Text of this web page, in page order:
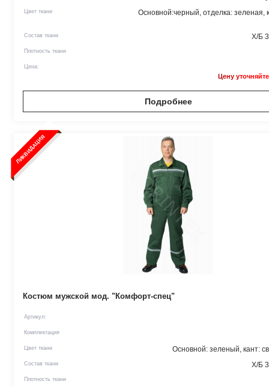
Цвет ткани Основной:черный, отделка: зеленая,
Состав ткани Х/Б
Плотность ткани
Цена:
Цену
Подробнее
ЛИКВИДАЦИЯ
Костюм мужской мод. "Комфорт-спец"
Артикул:
Комплектация
Цвет ткани Основной: зеленый, кант:
Состав ткани Х/Б
Плотность ткани